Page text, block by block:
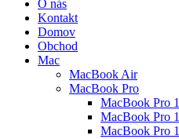
O nás
Kontakt
Domov
Obchod
Mac
MacBook Air
MacBook Pro
MacBook Pro
MacBook Pro
MacBook Pro